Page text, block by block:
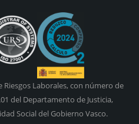
Laborales, con número de
del Departamento de Justicia,
Social del Gobierno Vasco.